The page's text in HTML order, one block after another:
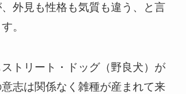
外見も性格も気質も違う、と言
。
トリート・ドッグ（野良犬）が
志は関係なく雑種が産まれて来